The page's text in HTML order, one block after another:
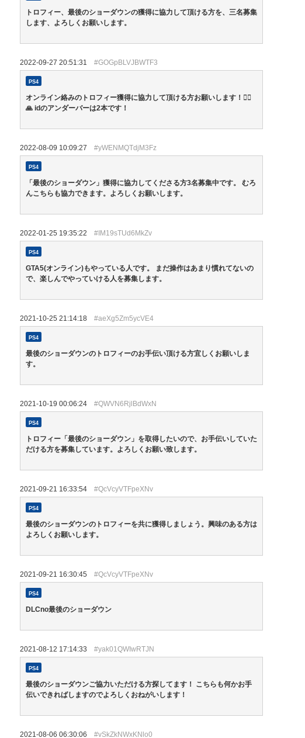
トロフィー、最後のショーダウンの獲得に協力して頂ける方を、三名募集
します、よろしくお願いします。
2022-09-27 20:51:31 #GOGpBLVJBWTF3
PS4
オンライン絡みのトロフィー獲得に協力して頂ける方お願いします！🙇‍♀️
🙏 idのアンダーバーは2本です！
2022-08-09 10:09:27 #yWENMQTdjM3Fz
PS4
「最後のショーダウン」獲得に協力してくださる方3名募集中です。 むろ
んこちらも協力できます。よろしくお願いします。
2022-01-25 19:35:22 #IM19sTUd6MkZv
PS4
GTA5(オンライン)もやっている人です。 まだ操作はあまり慣れてないの
で、楽しんでやっていける人を募集します。
2021-10-25 21:14:18 #aeXg5Zm5ycVE4
PS4
最後のショーダウンのトロフィーのお手伝い頂ける方宜しくお願いしま
す。
2021-10-19 00:06:24 #QWVN6RjlBdWxN
PS4
トロフィー「最後のショーダウン」を取得したいので、お手伝いしていた
だける方を募集しています。よろしくお願い致します。
2021-09-21 16:33:54 #QcVcyVTFpeXNv
PS4
最後のショーダウンのトロフィーを共に獲得しましょう。興味のある方は
よろしくお願いします。
2021-09-21 16:30:45 #QcVcyVTFpeXNv
PS4
DLCno最後のショーダウン
2021-08-12 17:14:33 #yak01QWIwRTJN
PS4
最後のショーダウンご協力いただける方探してます！ こちらも何かお手
伝いできればしますのでよろしくおねがいします！
2021-08-06 06:30:06 #vSkZkNWxKNlo0